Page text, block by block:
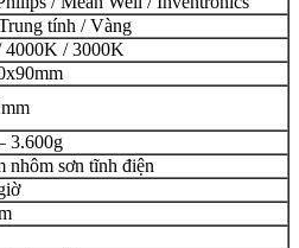
tính / Vàng
4000K / 3000K
3.600g
nhôm sơn tĩnh điện